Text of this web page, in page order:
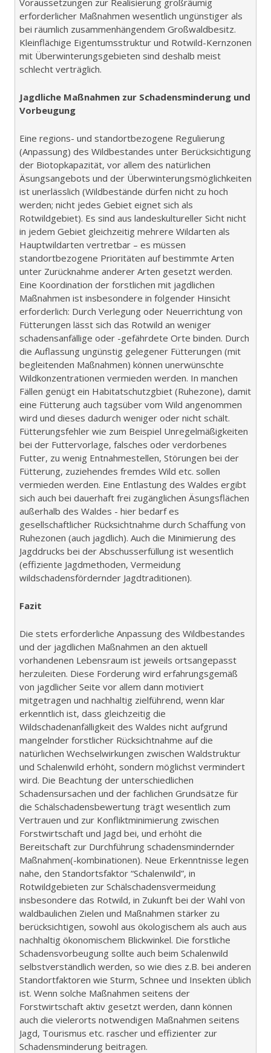
erforderlicher Maßnahmen wesentlich ungünstiger als
bei räumlich zusammenhängendem Großwaldbesitz.
Kleinflächige Eigentumsstruktur und Rotwild-Kernzonen
mit Überwinterungsgebieten sind deshalb meist
schlecht verträglich.
Jagdliche Maßnahmen zur Schadensminderung und
Vorbeugung
Eine regions- und standortbezogene Regulierung
(Anpassung) des Wildbestandes unter Berücksichtigung
der Biotopkapazität, vor allem des natürlichen
Äsungsangebots und der Überwinterungsmöglichkeiten
ist unerlässlich (Wildbestände dürfen nicht zu hoch
werden; nicht jedes Gebiet eignet sich als
Rotwildgebiet). Es sind aus landeskultureller Sicht nicht
in jedem Gebiet gleichzeitig mehrere Wildarten als
Hauptwildarten vertretbar – es müssen
standortbezogene Prioritäten auf bestimmte Arten
unter Zurücknahme anderer Arten gesetzt werden.
Eine Koordination der forstlichen mit jagdlichen
Maßnahmen ist insbesondere in folgender Hinsicht
erforderlich: Durch Verlegung oder Neuerrichtung von
Fütterungen lässt sich das Rotwild an weniger
schadensanfällige oder -gefährdete Orte binden. Durch
die Auflassung ungünstig gelegener Fütterungen (mit
begleitenden Maßnahmen) können unerwünschte
Wildkonzentrationen vermieden werden. In manchen
Fällen genügt ein Habitatschutzgbiet (Ruhezone), damit
eine Fütterung auch tagsüber vom Wild angenommen
wird und dieses dadurch weniger oder nicht schält.
Fütterungsfehler wie zum Beispiel Unregelmäßigkeiten
bei der Futtervorlage, falsches oder verdorbenes
Futter, zu wenig Entnahmestellen, Störungen bei der
Fütterung, zuziehendes fremdes Wild etc. sollen
vermieden werden. Eine Entlastung des Waldes ergibt
sich auch bei dauerhaft frei zugänglichen Äsungsflächen
außerhalb des Waldes - hier bedarf es
gesellschaftlicher Rücksichtnahme durch Schaffung von
Ruhezonen (auch jagdlich). Auch die Minimierung des
Jagddrucks bei der Abschusserfüllung ist wesentlich
(effiziente Jagdmethoden, Vermeidung
wildschadensfördernder Jagdtraditionen).
Fazit
Die stets erforderliche Anpassung des Wildbestandes
und der jagdlichen Maßnahmen an den aktuell
vorhandenen Lebensraum ist jeweils ortsangepasst
herzuleiten. Diese Forderung wird erfahrungsgemäß
von jagdlicher Seite vor allem dann motiviert
mitgetragen und nachhaltig zielführend, wenn klar
erkenntlich ist, dass gleichzeitig die
Wildschadenanfälligkeit des Waldes nicht aufgrund
mangelnder forstlicher Rücksichtnahme auf die
natürlichen Wechselwirkungen zwischen Waldstruktur
und Schalenwild erhöht, sondern möglichst vermindert
wird. Die Beachtung der unterschiedlichen
Schadensursachen und der fachlichen Grundsätze für
die Schälschadensbewertung trägt wesentlich zum
Vertrauen und zur Konfliktminimierung zwischen
Forstwirtschaft und Jagd bei, und erhöht die
Bereitschaft zur Durchführung schadensmindernder
Maßnahmen(-kombinationen). Neue Erkenntnisse legen
nahe, den Standortsfaktor “Schalenwild”, in
Rotwildgebieten zur Schälschadensvermeidung
insbesondere das Rotwild, in Zukunft bei der Wahl von
waldbaulichen Zielen und Maßnahmen stärker zu
berücksichtigen, sowohl aus ökologischem als auch aus
nachhaltig ökonomischem Blickwinkel. Die forstliche
Schadensvorbeugung sollte auch beim Schalenwild
selbstverständlich werden, so wie dies z.B. bei anderen
Standortfaktoren wie Sturm, Schnee und Insekten üblich
ist. Wenn solche Maßnahmen seitens der
Forstwirtschaft aktiv gesetzt werden, dann können
auch die vielerorts notwendigen Maßnahmen seitens
Jagd, Tourismus etc. rascher und effizienter zur
Schadensminderung beitragen.